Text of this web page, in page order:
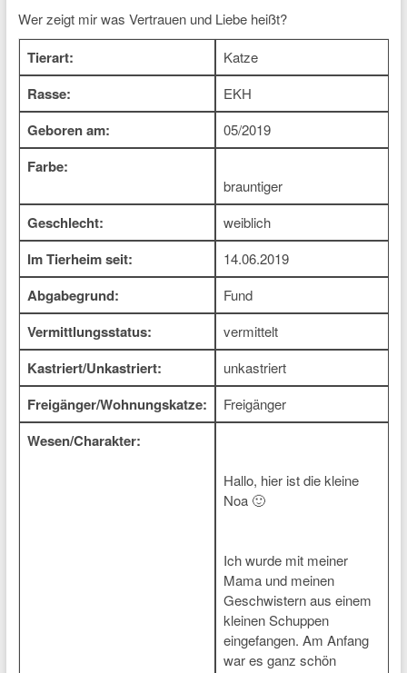
Wer zeigt mir was Vertrauen und Liebe heißt?
Tierart: Katze
Rasse: EKH
Geboren am: 05/2019
Farbe:
brauntiger
Geschlecht: weiblich
Im Tierheim seit: 14.06.2019
Abgabegrund: Fund
Vermittlungsstatus: vermittelt
Kastriert/Unkastriert: unkastriert
Freigänger/Wohnungskatze: Freigänger
Wesen/Charakter:
Hallo, hier ist die kleine
Noa 🙂
Ich wurde mit meiner
Mama und meinen
Geschwistern aus einem
kleinen Schuppen
eingefangen. Am Anfang
war es ganz schön